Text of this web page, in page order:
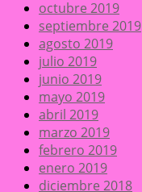
octubre 2019
septiembre 2019
agosto 2019
julio 2019
junio 2019
mayo 2019
abril 2019
marzo 2019
febrero 2019
enero 2019
diciembre 2018